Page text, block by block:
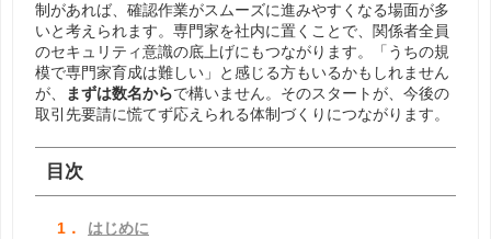
制があれば、確認作業がスムーズに進みやすくなる場面が多
いと考えられます。専門家を社内に置くことで、関係者全員
のセキュリティ意識の底上げにもつながります。「うちの規
模で専門家育成は難しい」と感じる方もいるかもしれません
が、
まずは数名からで構いません。そのスタートが、今後の
取引先要請に慌てず応えられる体制づくりにつながります。
目次
1．
はじめに